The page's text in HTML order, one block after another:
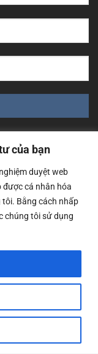
của bạn
duyệt web
được cá nhân hóa
Bằng cách nhấp
chúng tôi sử dụng
0108783483
và Đầu Tư Tp. Hà
Reserved